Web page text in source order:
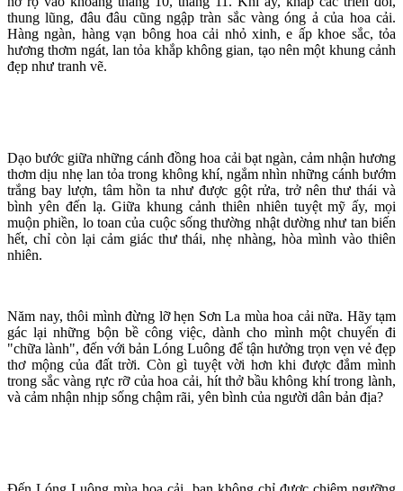
thung lũng, đâu đâu cũng ngập tràn sắc vàng óng ả của hoa cải.
Hàng ngàn, hàng vạn bông hoa cải nhỏ xinh, e ấp khoe sắc, tỏa
hương thơm ngát, lan tỏa khắp không gian, tạo nên một khung cảnh
đẹp như tranh vẽ.
Dạo bước giữa những cánh đồng hoa cải bạt ngàn, cảm nhận hương
thơm dịu nhẹ lan tỏa trong không khí, ngắm nhìn những cánh bướm
trắng bay lượn, tâm hồn ta như được gột rửa, trở nên thư thái và
bình yên đến lạ. Giữa khung cảnh thiên nhiên tuyệt mỹ ấy, mọi
muộn phiền, lo toan của cuộc sống thường nhật dường như tan biến
hết, chỉ còn lại cảm giác thư thái, nhẹ nhàng, hòa mình vào thiên
nhiên.
Năm nay, thôi mình đừng lỡ hẹn Sơn La mùa hoa cải nữa. Hãy tạm
gác lại những bộn bề công việc, dành cho mình một chuyến đi
"chữa lành", đến với bản Lóng Luông để tận hưởng trọn vẹn vẻ đẹp
thơ mộng của đất trời. Còn gì tuyệt vời hơn khi được đắm mình
trong sắc vàng rực rỡ của hoa cải, hít thở bầu không khí trong lành,
và cảm nhận nhịp sống chậm rãi, yên bình của người dân bản địa?